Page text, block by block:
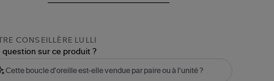
CONSEILLÈRE LULLI
question sur ce produit ?
Cette boucle d'oreille est-elle vendue par paire ou à l'unité ?